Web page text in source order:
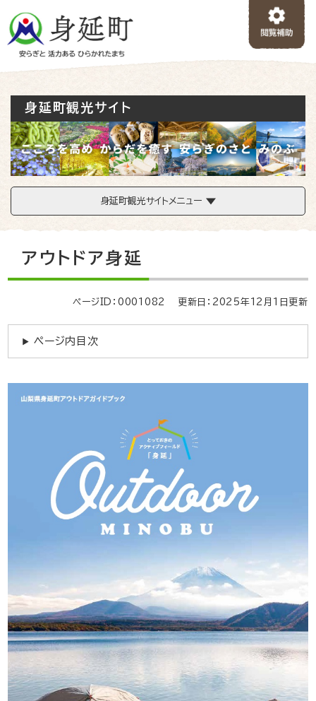
ー
先
身延町観光サイト
身延町観光サイトメニュー
アウトドア身延
ページID：0001082 更新日：2025年12月1日更新
ページ内目次